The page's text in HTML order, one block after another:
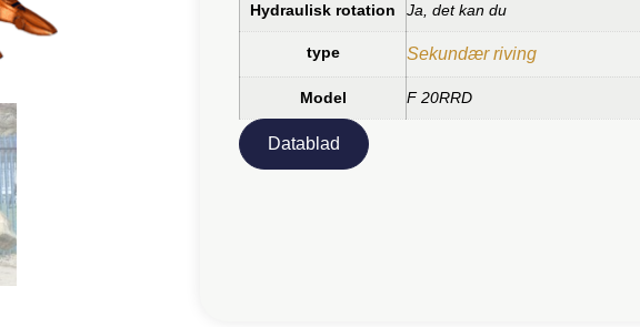
Hydraulisk rotation Ja, det kan du
type Sekundær riving
Model F 20RRD
Datablad